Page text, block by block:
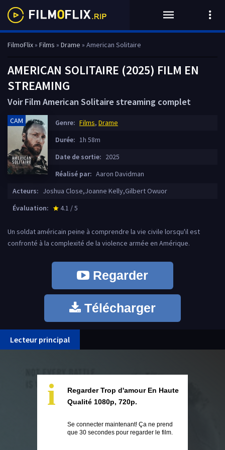
FilmoFlix» Films » Drame » American Solitaire
AMERICAN SOLITAIRE (2025) FILM EN
STREAMING
Voir Film American Solitaire streaming complet
CAM Genre: Films, Drame
Durée: 1h 58m
Date de sortie: 2025
Réalisé par: Aaron Davidman
Acteurs: Joshua Close,Joanne Kelly,Gilbert Owuor
Évaluation:
star_rate
4.1 / 5
Un soldat américain peine à comprendre la vie civile lorsqu'il est
confronté à la complexité de la violence armée en Amérique.
Regarder
Télécharger
Lecteur principal
i
Regarder Trop d'amour En Haute
Qualité 1080p, 720p.
Se connecter maintenant! Ça ne prend
que 30 secondes pour regarder le film.